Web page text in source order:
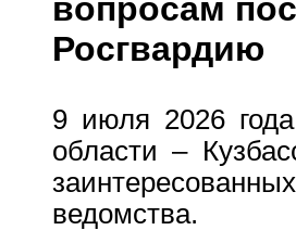
вопросам
Росгвардию
9 июля 2026
области –
ведомства.